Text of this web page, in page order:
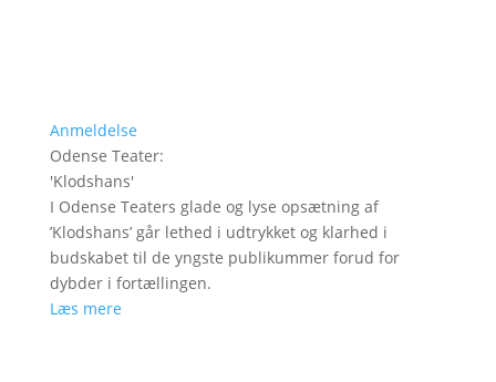
Anmeldelse
Odense Teater:
'Klodshans'
I Odense Teaters glade og lyse opsætning af
’Klodshans’ går lethed i udtrykket og klarhed i
budskabet til de yngste publikummer forud for
dybder i fortællingen.
Læs mere